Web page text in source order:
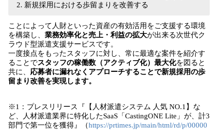
新規採用における歩留まりを改善する
ことによって人財といった資産の有効活用をご支援する環境
を構築し、 業務効率化と売上・利益の拡大が出来る次世代ク
ラウド型派遣支援サービスです。
一度接点をもったスタッフに対し、常に最適な案件を紹介す
ることでスタッフの稼働数（アクティブ化）最大化を図ると
共に、 応募者に漏れなくアプローチすることで新規採用の歩
留まり改善を実現します。
※1：プレスリリース『【人材派遣システム 人気 NO.1】な
ど、人材派遣業界に特化したSaaS「CastingONE Lite」が、計3
部門で第一位を獲得』（https://prtimes.jp/main/html/rd/p/00000